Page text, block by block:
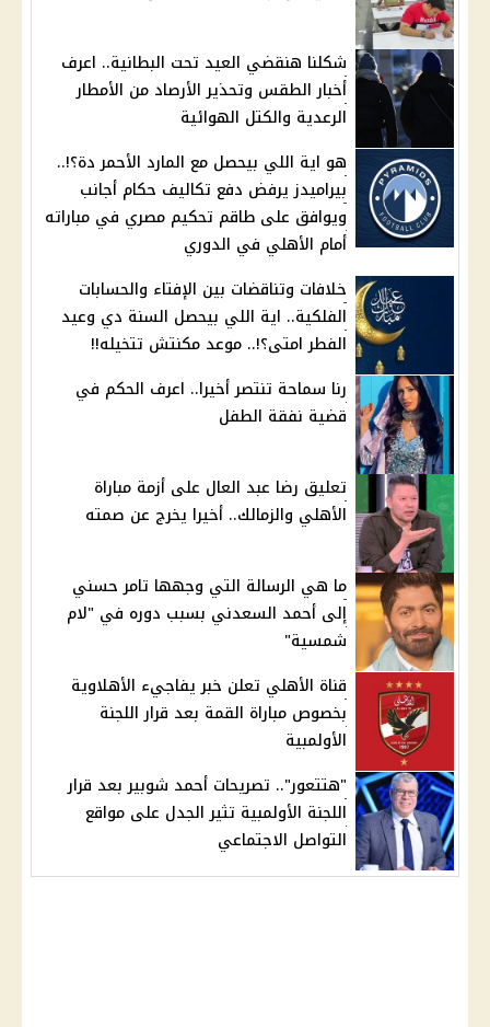
شكلنا هنقضي العيد تحت البطانية.. اعرف
أخبار الطقس وتحذير الأرصاد من الأمطار
الرعدية والكتل الهوائية
هو اية اللي بيحصل مع المارد الأحمر دة؟!..
بيراميدز يرفض دفع تكاليف حكام أجانب
ويوافق على طاقم تحكيم مصري في مباراته
أمام الأهلي في الدوري
خلافات وتناقضات بين الإفتاء والحسابات
الفلكية.. اية اللي بيحصل السنة دي وعيد
الفطر امتى؟!.. موعد مكنتش تتخيله!!
رنا سماحة تنتصر أخيرا.. اعرف الحكم في
قضية نفقة الطفل
تعليق رضا عبد العال على أزمة مباراة
الأهلي والزمالك.. أخيرا يخرج عن صمته
ما هي الرسالة التي وجهها تامر حسني
إلى أحمد السعدني بسبب دوره في "لام
شمسية"
قناة الأهلي تعلن خبر يفاجيء الأهلاوية
بخصوص مباراة القمة بعد قرار اللجنة
الأولمبية
"هتتعور".. تصريحات أحمد شوبير بعد قرار
اللجنة الأولمبية تثير الجدل على مواقع
التواصل الاجتماعي